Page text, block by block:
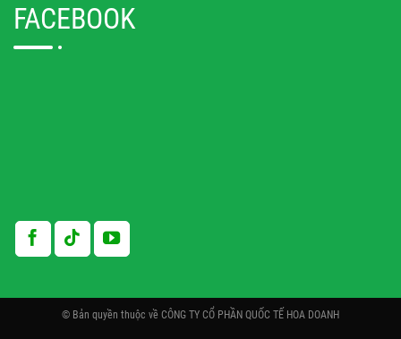
FACEBOOK
© Bản quyền thuộc về CÔNG TY CỔ PHẦN QUỐC TẾ HOA DOANH